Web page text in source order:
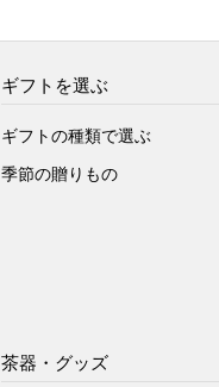
ギフトを選ぶ
ギフトの種類で選ぶ
季節の贈りもの
茶器・グッズ